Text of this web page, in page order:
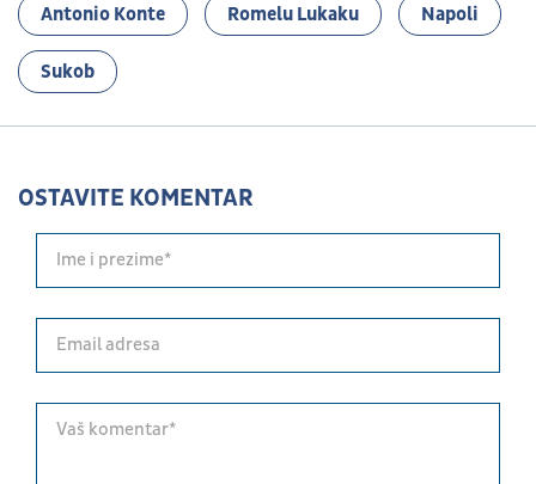
Antonio Konte Romelu Lukaku Napoli
Sukob
OSTAVITE KOMENTAR